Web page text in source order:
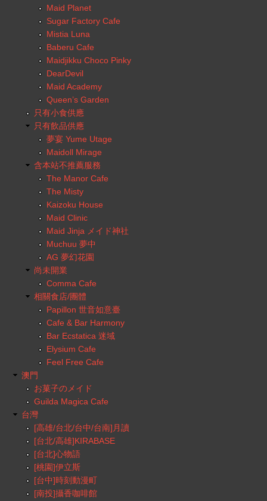
Maid Planet
Sugar Factory Cafe
Mistia Luna
Baberu Cafe
Maidjikku Choco Pinky
DearDevil
Maid Academy
Queen’s Garden
只有小食供應
只有飲品供應
夢宴 Yume Utage
Maidoll Mirage
含本站不推薦服務
The Manor Cafe
The Misty
Kaizoku House
Maid Clinic
Maid Jinja メイド神社
Muchuu 夢中
AG 夢幻花園
尚未開業
Comma Cafe
相關食店/團體
Papillon 世音如意臺
Cafe & Bar Harmony
Bar Ecstatica 迷域
Elysium Cafe
Feel Free Cafe
澳門
お菓子のメイド
Guilda Magica Cafe
台灣
[高雄/台北/台中/台南]月讀
[台北/高雄]KIRABASE
[台北]心物語
[桃園]伊立斯
[台中]時刻動漫町
[南投]攝香咖啡館